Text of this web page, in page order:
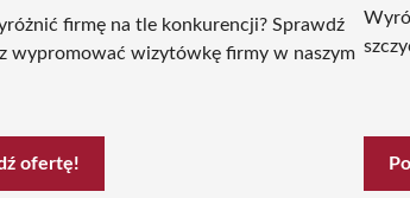
firmę na tle konkurencji? Sprawdź
wypromować wizytówkę firmy w naszym
ofertę!